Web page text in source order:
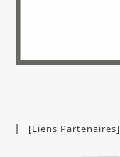
[Liens Partenaires]